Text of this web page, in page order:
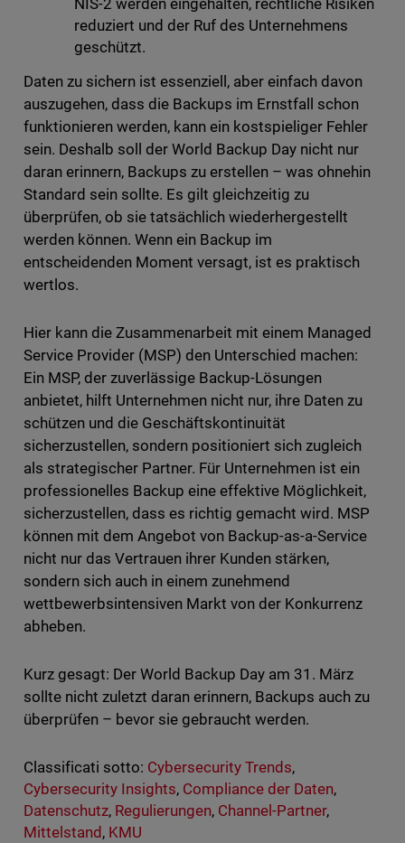
NIS-2 werden eingehalten, rechtliche Risiken
reduziert und der Ruf des Unternehmens
geschützt.
Daten zu sichern ist essenziell, aber einfach davon
auszugehen, dass die Backups im Ernstfall schon
funktionieren werden, kann ein kostspieliger Fehler
sein. Deshalb soll der World Backup Day nicht nur
daran erinnern, Backups zu erstellen – was ohnehin
Standard sein sollte. Es gilt gleichzeitig zu
überprüfen, ob sie tatsächlich wiederhergestellt
werden können. Wenn ein Backup im
entscheidenden Moment versagt, ist es praktisch
wertlos.
Hier kann die Zusammenarbeit mit einem Managed
Service Provider (MSP) den Unterschied machen:
Ein MSP, der zuverlässige Backup-Lösungen
anbietet, hilft Unternehmen nicht nur, ihre Daten zu
schützen und die Geschäftskontinuität
sicherzustellen, sondern positioniert sich zugleich
als strategischer Partner. Für Unternehmen ist ein
professionelles Backup eine effektive Möglichkeit,
sicherzustellen, dass es richtig gemacht wird. MSP
können mit dem Angebot von Backup-as-a-Service
nicht nur das Vertrauen ihrer Kunden stärken,
sondern sich auch in einem zunehmend
wettbewerbsintensiven Markt von der Konkurrenz
abheben.
Kurz gesagt: Der World Backup Day am 31. März
sollte nicht zuletzt daran erinnern, Backups auch zu
überprüfen – bevor sie gebraucht werden.
Classificati sotto: Cybersecurity Trends,
Cybersecurity Insights, Compliance der Daten,
Datenschutz, Regulierungen, Channel-Partner,
Mittelstand , KMU